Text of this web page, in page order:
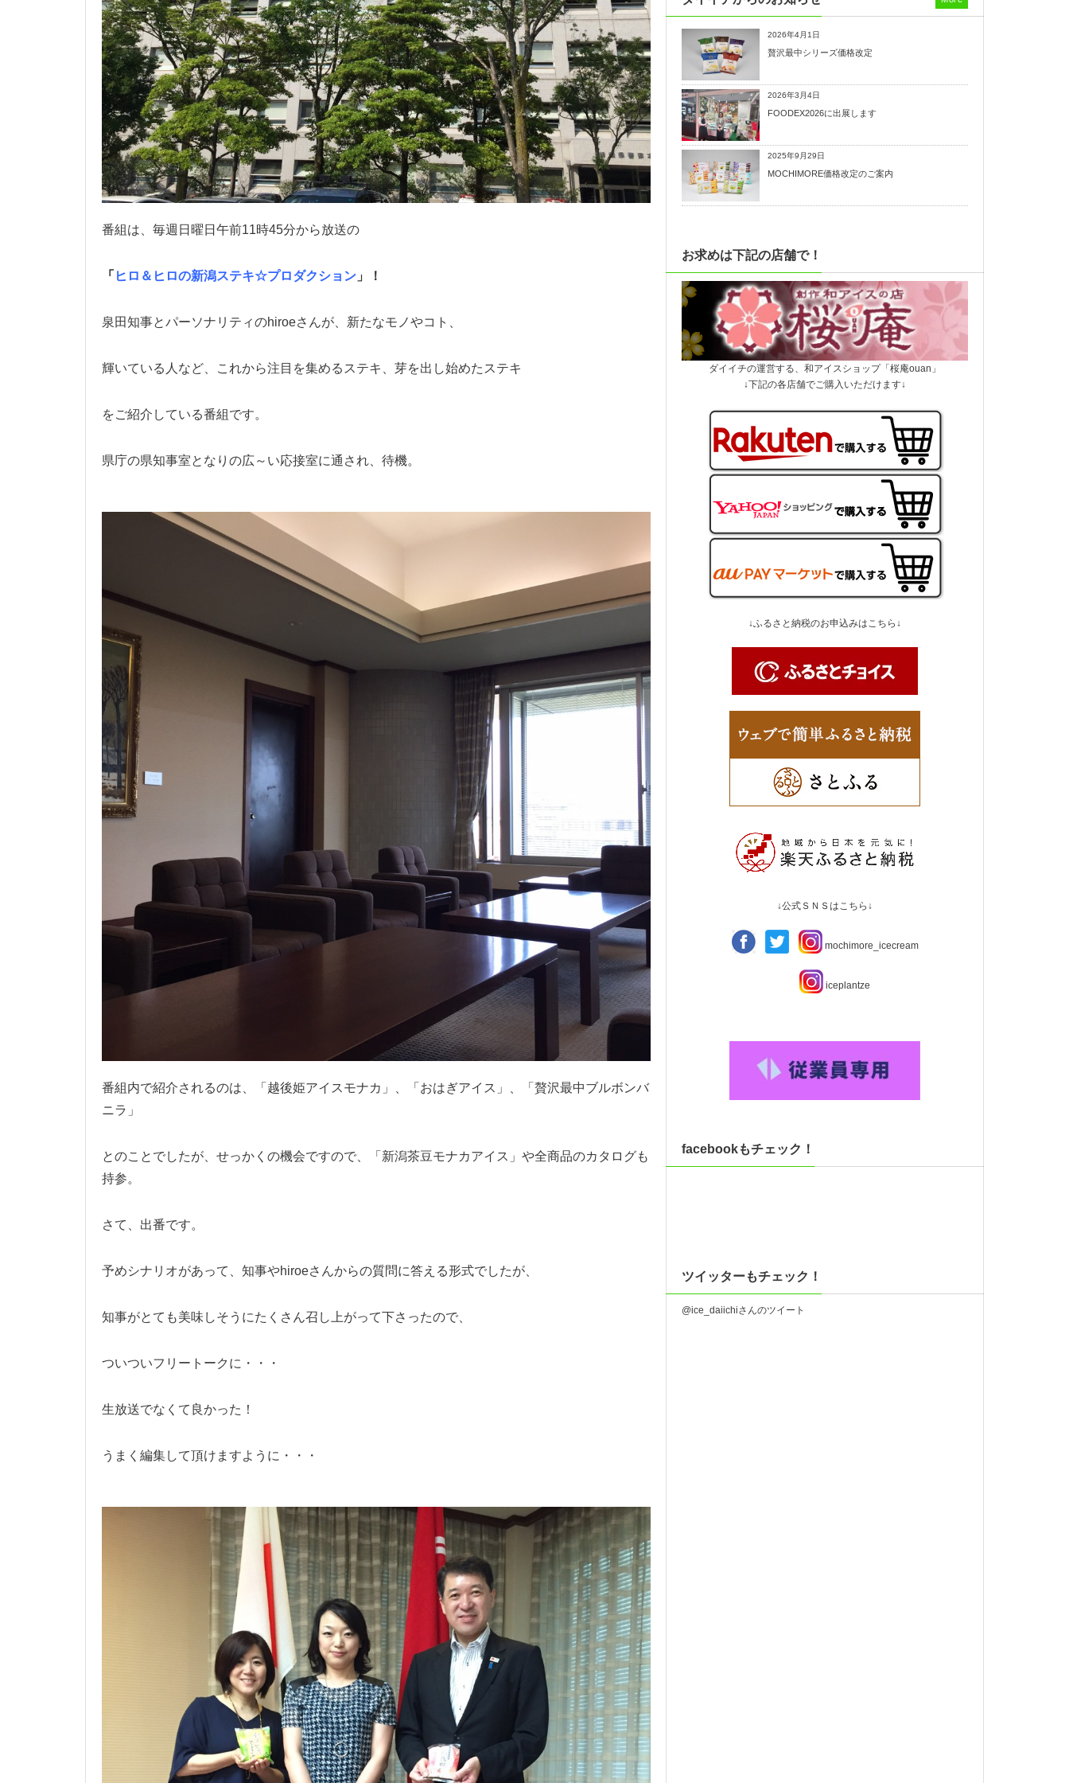
番組は、毎週日曜日午前11時45分から放送の
「 ヒロ＆ヒロの新潟ステキ☆プロダクション 」！
泉田知事とパーソナリティのhiroeさんが、新たなモノやコト、
輝いている人など、これから注目を集めるステキ、芽を出し始めたステキ
をご紹介している番組です。
県庁の県知事室となりの広～い応接室に通され、待機。
番組内で紹介されるのは、「越後姫アイスモナカ」、「おはぎアイス」、「贅沢最中ブルボンバ
ニラ」
とのことでしたが、せっかくの機会ですので、「新潟茶豆モナカアイス」や全商品のカタログも
持参。
さて、出番です。
予めシナリオがあって、知事やhiroeさんからの質問に答える形式でしたが、
知事がとても美味しそうにたくさん召し上がって下さったので、
ついついフリートークに・・・
生放送でなくて良かった！
うまく編集して頂けますように・・・
2026年4月1日
贅沢最中シリーズ価格改定
2026年3月4日
FOODEX2026に出展します
2025年9月29日
MOCHIMORE価格改定のご案内
お求めは下記の店舗で！
ダイイチの運営する、和アイスショップ「桜庵ouan」
↓下記の各店舗でご購入いただけます↓
↓ふるさと納税のお申込みはこちら↓
↓公式ＳＮＳはこちら↓
mochimore_icecream
iceplantze
facebookもチェック！
ツイッターもチェック！
@ice_daiichiさんのツイート